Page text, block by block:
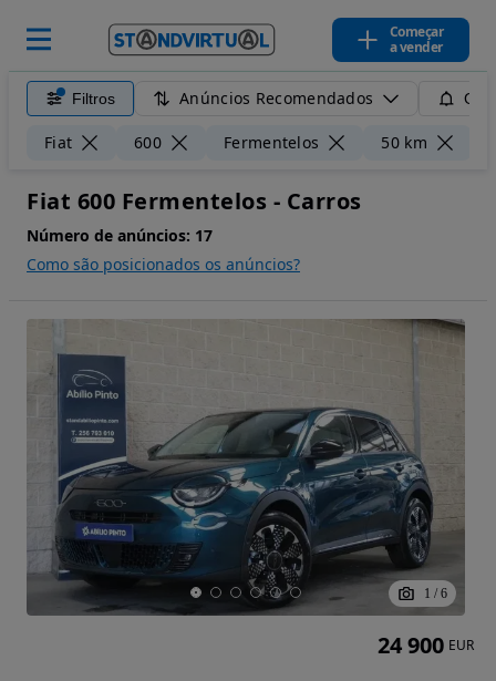
Começar
a vender
Filtros Anúncios Recomendados
Fiat 600 Fermentelos 50 km
Fiat 600 Fermentelos - Carros
Número de anúncios: 17
Como são posicionados os anúncios?
1 / 6
24 900 EUR